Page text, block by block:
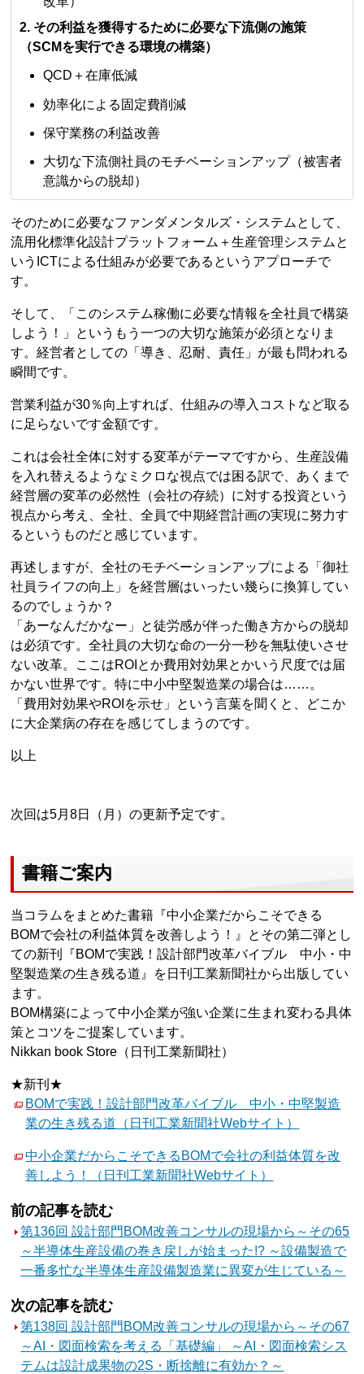
2. その利益を獲得するために必要な下流側の施策
（SCMを実行できる環境の構築）
QCD＋在庫低減
効率化による固定費削減
保守業務の利益改善
大切な下流側社員のモチベーションアップ（被害者
意識からの脱却）
そのために必要なファンダメンタルズ・システムとして、
流用化標準化設計プラットフォーム＋生産管理システムと
いうICTによる仕組みが必要であるというアプローチで
す。
そして、「このシステム稼働に必要な情報を全社員で構築
しよう！」というもう一つの大切な施策が必須となりま
す。経営者としての「導き、忍耐、責任」が最も問われる
瞬間です。
営業利益が30％向上すれば、仕組みの導入コストなど取る
に足らないです金額です。
これは会社全体に対する変革がテーマですから、生産設備
を入れ替えるようなミクロな視点では困る訳で、あくまで
経営層の変革の必然性（会社の存続）に対する投資という
視点から考え、全社、全員で中期経営計画の実現に努力す
るというものだと感じています。
再述しますが、全社のモチベーションアップによる「御社
社員ライフの向上」を経営層はいったい幾らに換算してい
るのでしょうか？
「あーなんだかなー」と徒労感が伴った働き方からの脱却
は必須です。全社員の大切な命の一分一秒を無駄使いさせ
ない改革。ここはROIとか費用対効果とかいう尺度では届
かない世界です。特に中小中堅製造業の場合は……。
「費用対効果やROIを示せ」という言葉を聞くと、どこか
に大企業病の存在を感じてしまうのです。
以上
次回は5月8日（月）の更新予定です。
書籍ご案内
当コラムをまとめた書籍『中小企業だからこそできる
BOMで会社の利益体質を改善しよう！』とその第二弾とし
ての新刊『BOMで実践！設計部門改革バイブル 中小・中
堅製造業の生き残る道』を日刊工業新聞社から出版してい
ます。
BOM構築によって中小企業が強い企業に生まれ変わる具体
策とコツをご提案しています。
Nikkan book Store（日刊工業新聞社）
★新刊★
BOMで実践！設計部門改革バイブル 中小・中堅製造
業の生き残る道（日刊工業新聞社Webサイト）
中小企業だからこそできるBOMで会社の利益体質を改
善しよう！（日刊工業新聞社Webサイト）
前の記事を読む
第136回 設計部門BOM改善コンサルの現場から～その65
～半導体生産設備の巻き戻しが始まった!? ～設備製造で
一番多忙な半導体生産設備製造業に異変が生じている～
次の記事を読む
第138回 設計部門BOM改善コンサルの現場から～その67
～AI・図面検索を考える「基礎編」 ～AI・図面検索シス
テムは設計成果物の2S・断捨離に有効か？～